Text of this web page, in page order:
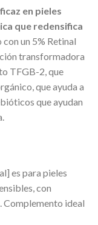
en pieles
que redensifica
con un 5% Retinal
transformadora
TFGB-2, que
que ayuda a
que ayudan
es para pieles
con
Complemento ideal